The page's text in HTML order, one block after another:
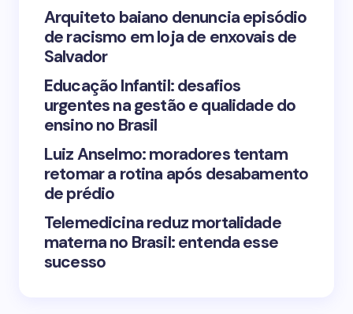
Save my name and email in this browser for the
Submit Comment
Arquiteto baiano denuncia episódio
de racismo em loja de enxovais de
Salvador
Educação Infantil: desafios
urgentes na gestão e qualidade do
ensino no Brasil
Luiz Anselmo: moradores tentam
retomar a rotina após desabamento
de prédio
Telemedicina reduz mortalidade
materna no Brasil: entenda esse
sucesso